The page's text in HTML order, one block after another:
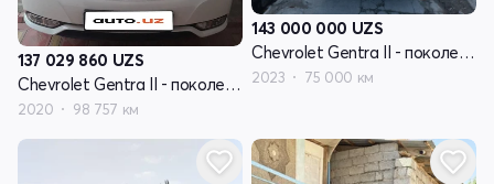
137 029 860 UZS
Chevrolet Gentra II - поколение
2020 98 757 км
143 000 000 UZS
Chevrolet Gentra II - поколение
2023 75 000 км